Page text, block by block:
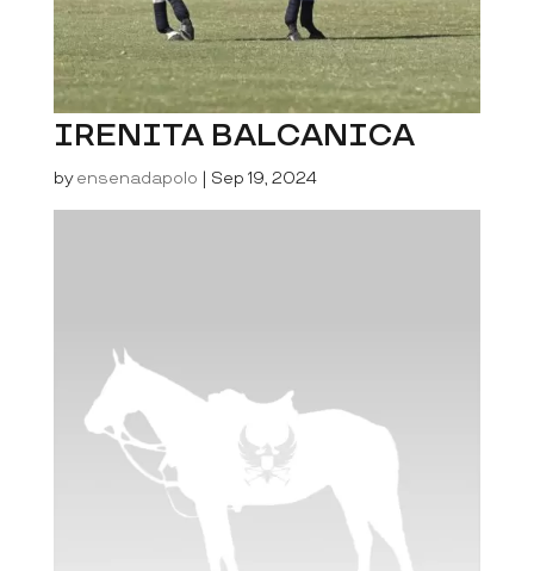
IRENITA BALCANICA
byensenadapolo | Sep 19, 2024